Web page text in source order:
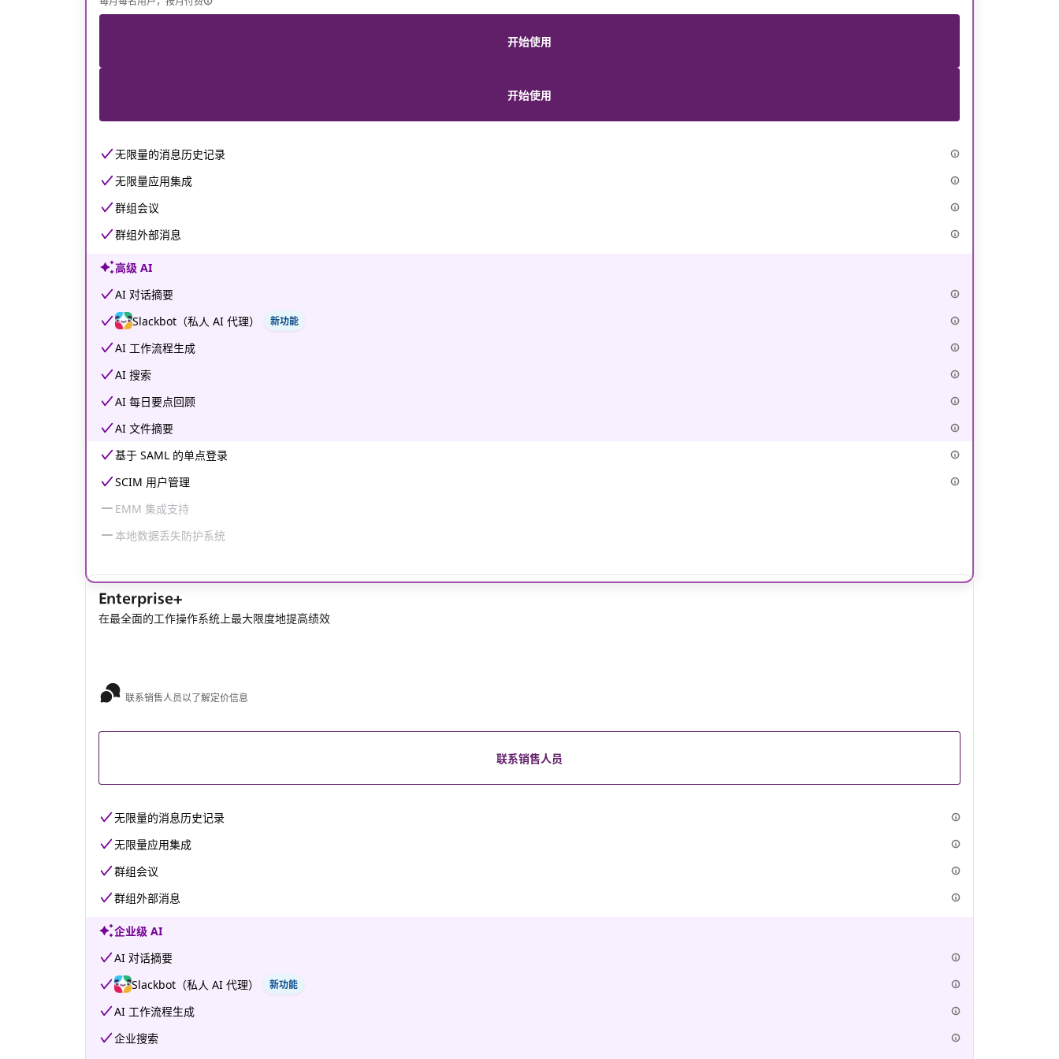
开始使用
开始使用
无限量的消息历史记录
无限量应用集成
群组会议
群组外部消息
高级 AI
AI 对话摘要
Slackbot（私人 AI 代理）
新功能
AI 工作流程生成
AI 搜索
AI 每日要点回顾
AI 文件摘要
基于 SAML 的单点登录
SCIM 用户管理
EMM 集成支持
本地数据丢失防护系统
Enterprise+
在最全面的工作操作系统上最大限度地提高绩效
联系销售人员以了解定价信息
联系销售人员
无限量的消息历史记录
无限量应用集成
群组会议
群组外部消息
企业级 AI
AI 对话摘要
Slackbot（私人 AI 代理）
新功能
AI 工作流程生成
企业搜索